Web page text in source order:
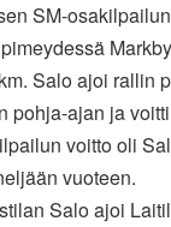
SM-
Salo ajoi rallin
pohja-ajan ja
voitto oli
vuoteen.
Salo ajoi